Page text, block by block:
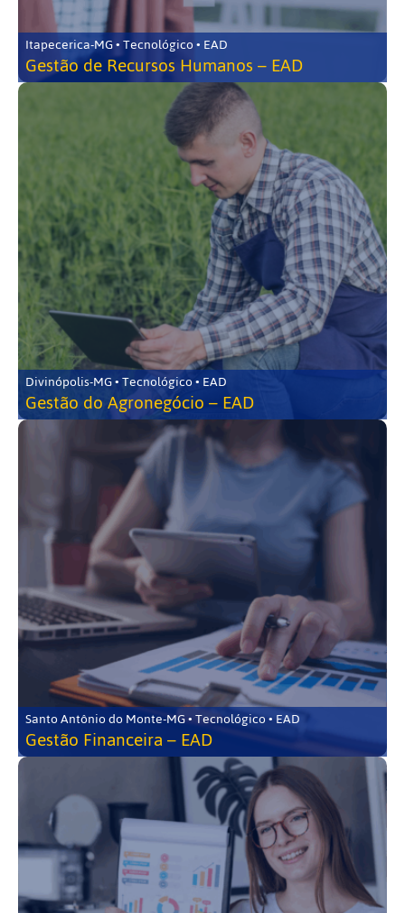
Itapecerica-MG • Tecnológico • EAD
Gestão de Recursos Humanos – EAD
Divinópolis-MG • Tecnológico • EAD
Gestão do Agronegócio – EAD
Santo Antônio do Monte-MG • Tecnológico • EAD
Gestão Financeira – EAD